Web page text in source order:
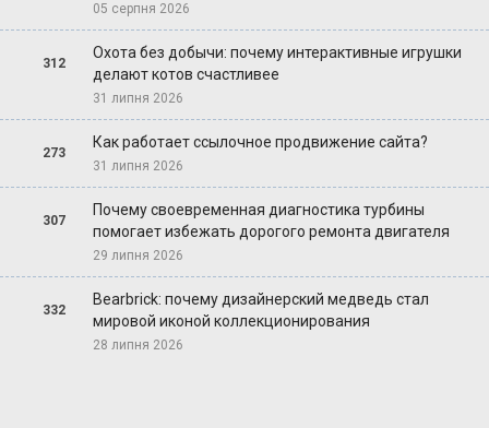
05 серпня 2026
312
Охота без добычи: почему интерактивные игрушки
делают котов счастливее
31 липня 2026
273
Как работает ссылочное продвижение сайта?
31 липня 2026
307
Почему своевременная диагностика турбины
помогает избежать дорогого ремонта двигателя
29 липня 2026
332
Bearbrick: почему дизайнерский медведь стал
мировой иконой коллекционирования
28 липня 2026